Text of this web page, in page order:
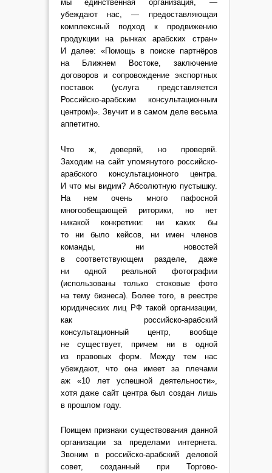
мы единственная организация, —
убеждают нас, — предоставляющая
комплексный подход к продвижению
продукции на рынках арабских стран»
И далее: «Помощь в поиске партнёров
на Ближнем Востоке, заключение
договоров и сопровождение экспортных
поставок (услуга представляется
Российско-арабским консультационным
центром)». Звучит и в самом деле весьма
аппетитно.
Что ж, доверяй, но проверяй.
Заходимна сайтупомянутого российско-
арабского консультационного центра.
И что мы видим? Абсолютную пустышку.
На нем очень много пафосной
многообещающей риторики, но нет
никакой конкретики: ни каких бы
то ни было кейсов, ни имен членов
команды, ни новостей
в соответствующем разделе, даже
ни одной реальной фотографии
(использованы только стоковые фото
на тему бизнеса). Более того, в реестре
юридических лиц РФ такой организации,
как российско-арабский
консультационный центр, вообще
не существует, причем ни в одной
из правовых форм. Между тем нас
убеждают, что она имеет за плечами
аж «10 лет успешной деятельности»,
хотя даже сайт центра был создан лишь
в прошлом году.
Поищем признаки существования данной
организации за пределами интернета.
Звоним в российско-арабский деловой
совет, созданный при Торгово-